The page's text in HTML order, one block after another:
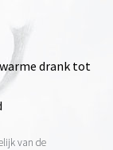
drank tot
van de